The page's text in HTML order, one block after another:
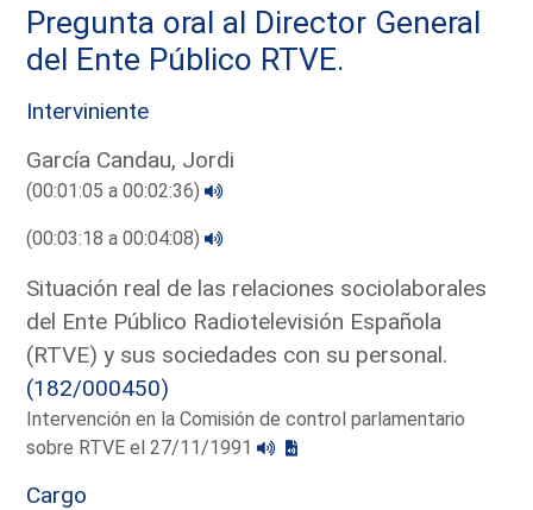
Pregunta oral al Director General
del Ente Público RTVE.
Interviniente
García Candau, Jordi
(00:01:05 a 00:02:36)
(00:03:18 a 00:04:08)
Situación real de las relaciones sociolaborales
del Ente Público Radiotelevisión Española
(RTVE) y sus sociedades con su personal.
(182/000450)
Intervención en la Comisión de control parlamentario
sobre RTVE el 27/11/1991
Cargo